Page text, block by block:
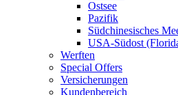
Ostsee
Pazifik
Südchinesisches
USA-Südost
Werften
Special Offers
Versicherungen
Kundenbereich